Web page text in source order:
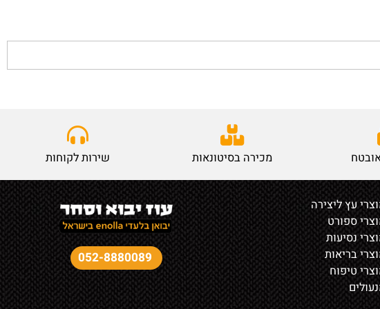
מכירה בסיטונאות שירות לקוחות
עץ ליצירה
ספורט
נסיעות
בריאות
052-8880089